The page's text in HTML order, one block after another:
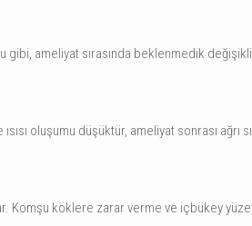
ameliyat sırasında beklenmedik
oluşumu düşüktür, ameliyat sonrası ağrı
Komşu köklere zarar verme ve içbükey